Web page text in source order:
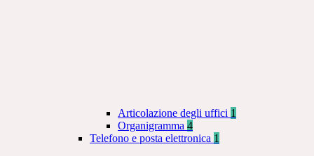
Articolazione degli uffici 1
Organigramma 4
Telefono e posta elettronica 1